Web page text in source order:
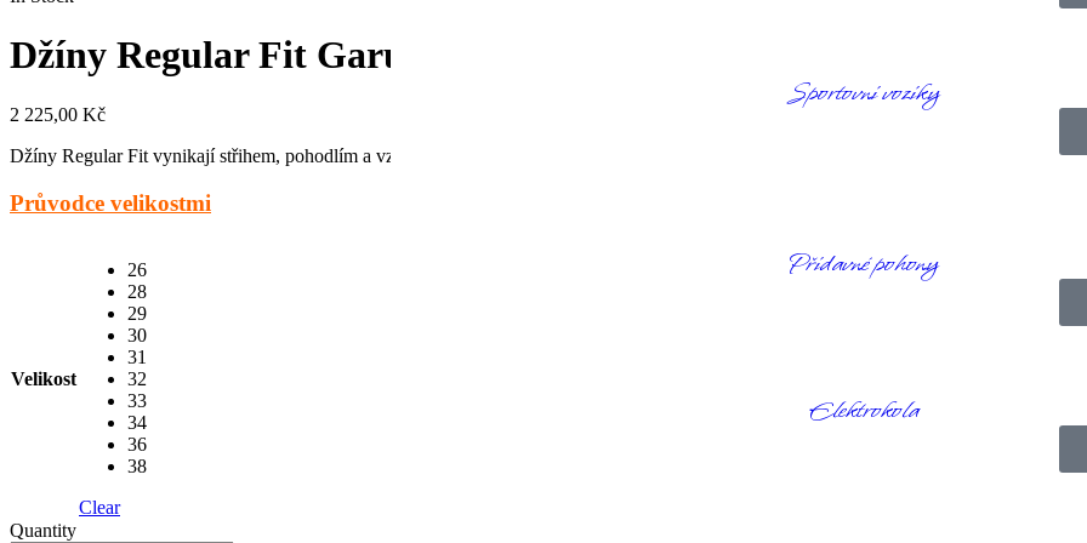
Sportovní vozíky
Přídavné pohony
Elektrokola
Džíny Regular Fit Garupa na knoflíky
2 225,00 Kč
Džíny Regular Fit vynikají střihem, pohodlím a vzhledem. Zapínání je pomocí knoflíků. Džíny mají postupně se zužující střih.
Průvodce velikostmi
Velikost
26
28
29
30
31
32
33
34
36
38
Clear
Quantity